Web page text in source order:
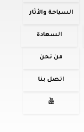
السياحة والأثار
السعادة
من نحن
اتصل بنا
